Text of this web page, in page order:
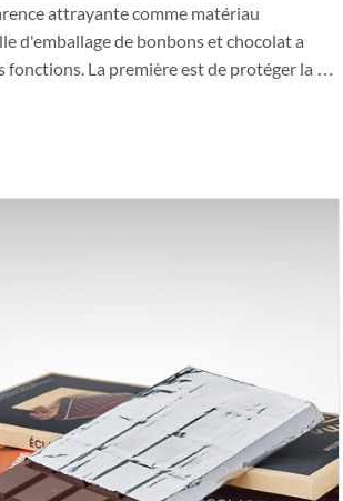
attrayante comme matériau
d'emballage de bonbons et chocolat a
La première est de protéger la …